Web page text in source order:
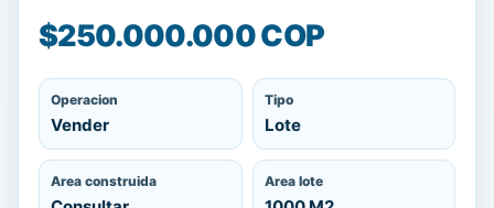
$250.000.000 COP
Operacion
Vender
Tipo
Lote
Area construida Area lote